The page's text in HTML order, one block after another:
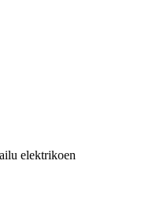
elektrikoen